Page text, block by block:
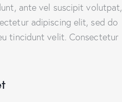
ante vel suscipit volutpat,
adipiscing elit, sed do
tincidunt velit. Consectetur